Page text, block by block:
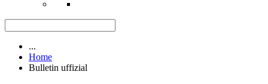
...
Home
Bulletin uffizial